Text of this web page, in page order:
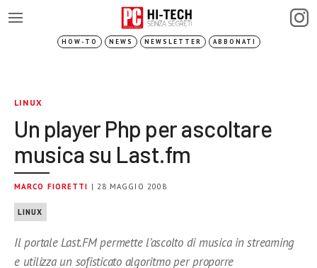
HOW-TO NEWS NEWSLETTER ABBONATI
LINUX
Un player Php per ascoltare
musica su Last.fm
MARCO FIORETTI | 28 MAGGIO 2008
LINUX
Il portale Last.FM permette l’ascolto di musica in streaming
e utilizza un sofisticato algoritmo per proporre